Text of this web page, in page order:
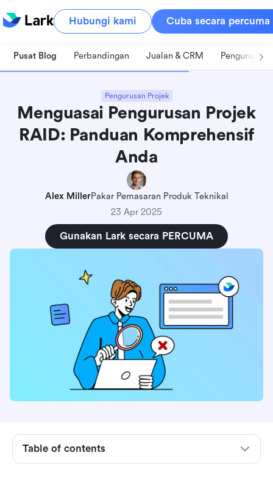
Hubungi kami Cuba secara percuma
Pusat Blog Perbandingan Jualan & CRM Pengurusan
Pengurusan Projek
Menguasai Pengurusan Projek
RAID: Panduan Komprehensif
Anda
Alex MillerPakar Pemasaran Produk Teknikal
23 Apr 2025
Gunakan Lark secara PERCUMA
Table of contents
Apakah elemen RAID dalam pengurusan projek?